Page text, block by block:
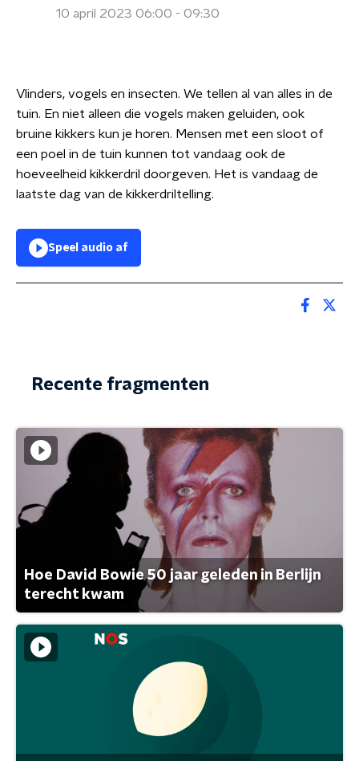
10 april 2023 06:00 - 09:30
Vlinders, vogels en insecten. We tellen al van alles in de
tuin. En niet alleen die vogels maken geluiden, ook
bruine kikkers kun je horen. Mensen met een sloot of
een poel in de tuin kunnen tot vandaag ook de
hoeveelheid kikkerdril doorgeven. Het is vandaag de
laatste dag van de kikkerdriltelling.
Speel audio af
Recente fragmenten
Hoe David Bowie 50 jaar geleden in Berlijn
terecht kwam